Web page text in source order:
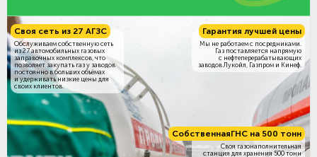
СобственнаяГНС на 500 тонн
Своя газонаполнительная
станция для хранения 500 тонн
Своя сеть из 27 АГЗС
Обслуживаем собственную сеть
из 27 автомобильных газовых
заправочных комплексов, что
позволяет закупать газ у заводов
постоянно в больших объёмах
и удерживать низкие цены для
своих клиентов.
Гарантия лучшей цены
Мы не работаем с посредниками.
Газ поставляется напрямую
с нефтеперерабатывающих
заводов Лукойл, Газпром и Кинеф.